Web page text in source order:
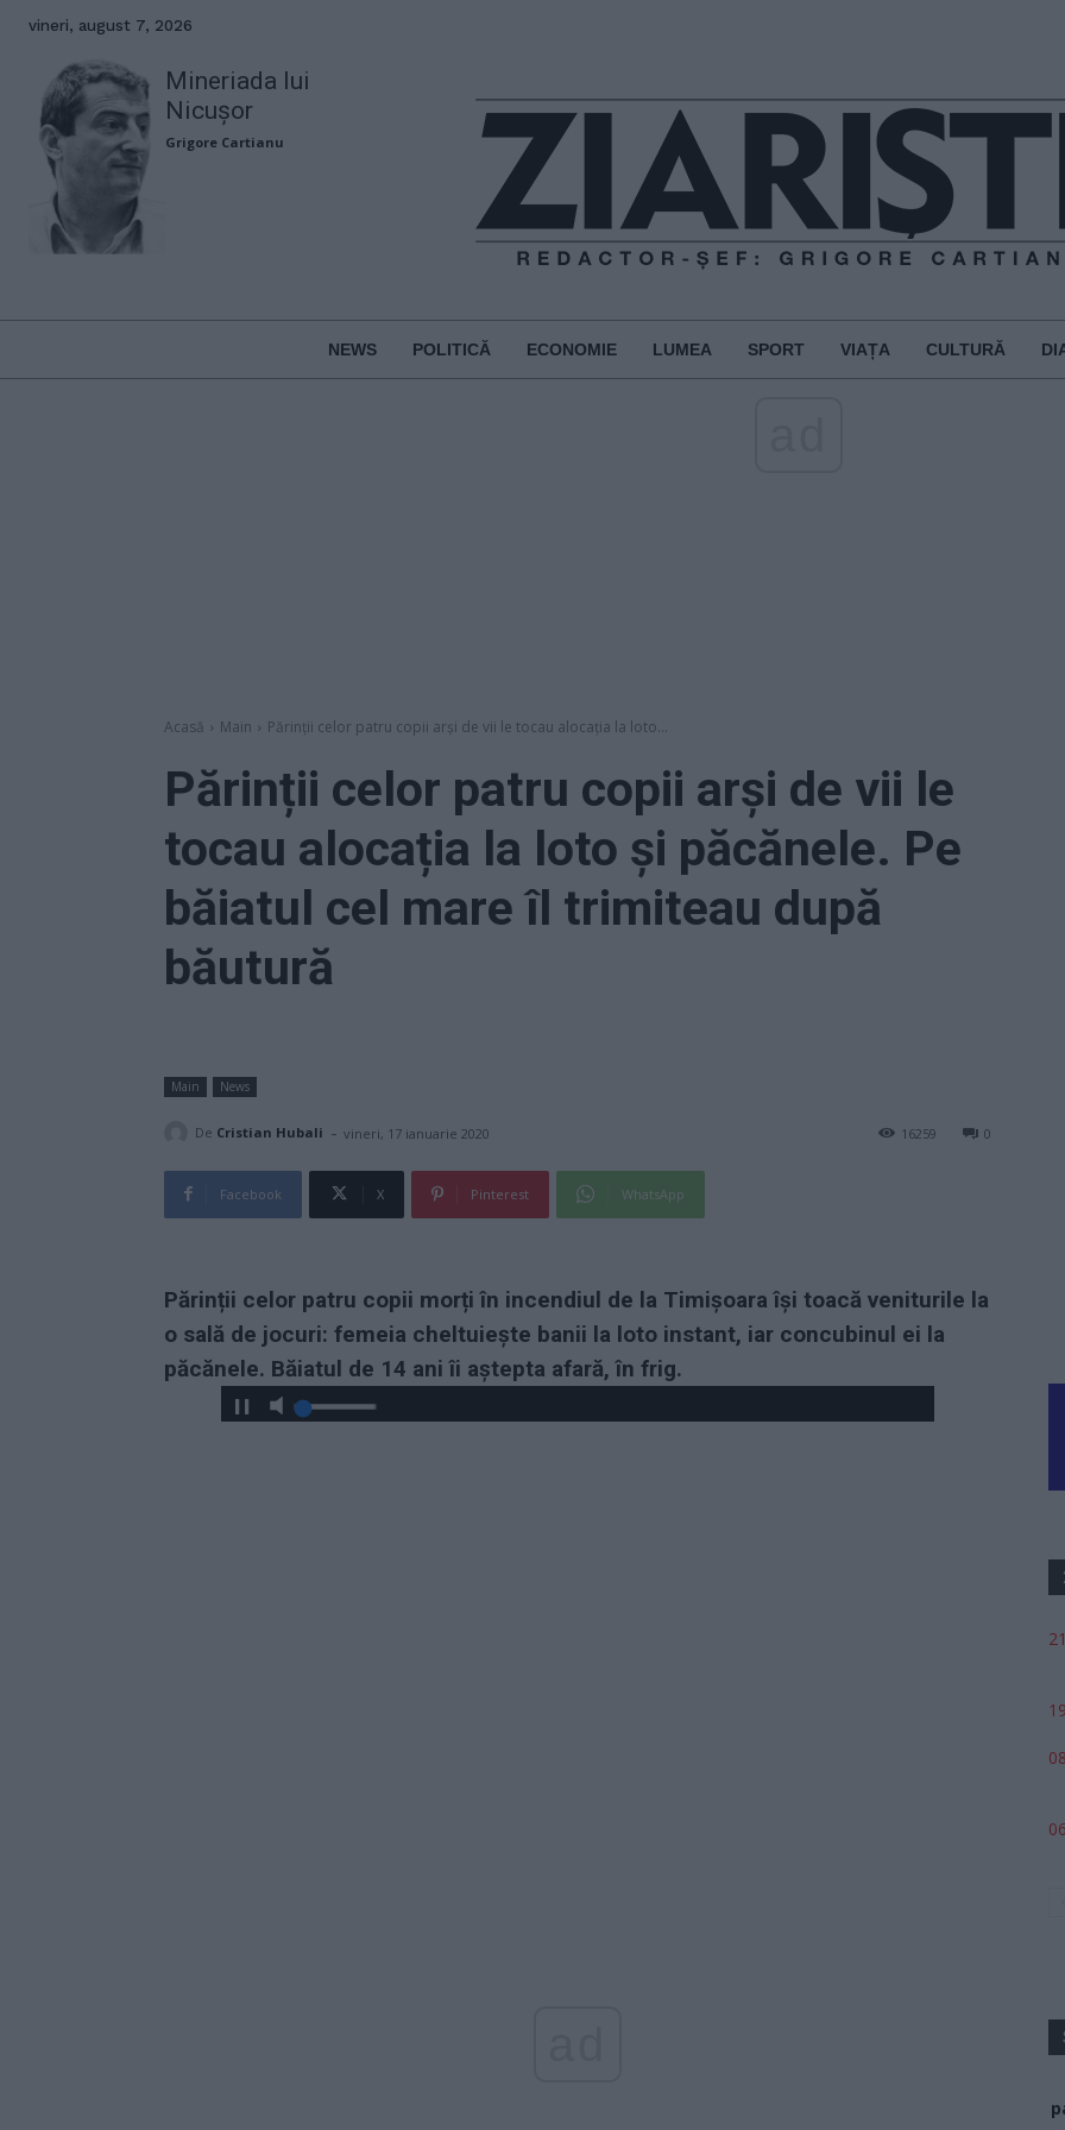
vineri, august 7, 2026
Mineriada lui
Nicușor
Grigore Cartianu
NEWS POLITICĂ ECONOMIE LUMEA SPORT VIAȚA CULTURĂ
Acasă Main Părinții celor patru copii arși de vii le tocau alocația la loto...
Părinții celor patru copii arși de vii le
tocau alocația la loto și păcănele. Pe
băiatul cel mare îl trimiteau după
băutură
Main News
De Cristian Hubali - vineri, 17 ianuarie 2020 0
16259
Facebook X Pinterest WhatsApp
Părinții celor patru copii morți în incendiul de la Timișoara își toacă veniturile la
o sală de jocuri: femeia cheltuiește banii la loto instant, iar concubinul ei la
păcănele. Băiatul de 14 ani îi aștepta afară, în frig.